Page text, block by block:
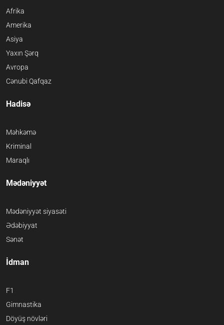
Afrika
Amerika
Asiya
Yaxın Şərq
Avropa
Cənubi Qafqaz
Hadisə
Məhkəmə
Kriminal
Maraqlı
Mədəniyyət
Mədəniyyət siyasəti
Ədəbiyyat
Sənət
İdman
F1
Gimnastika
Döyüş növləri